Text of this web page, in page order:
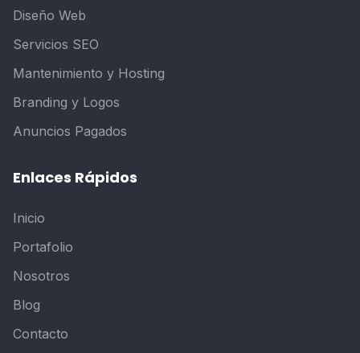
Diseño Web
Servicios SEO
Mantenimiento y Hosting
Branding y Logos
Anuncios Pagados
Enlaces Rápidos
Inicio
Portafolio
Nosotros
Blog
Contacto